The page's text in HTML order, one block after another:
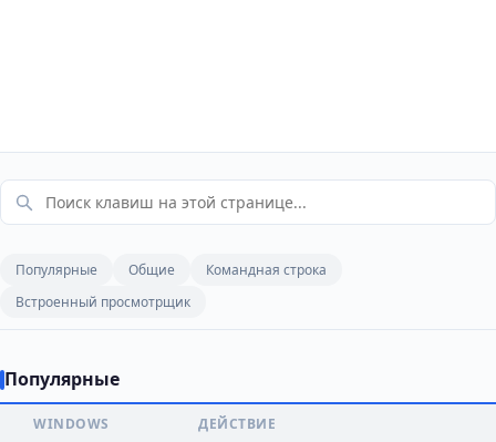
Популярные Общие
Командная строка
Встроенный просмотрщик
Популярные
WINDOWS ДЕЙСТВИЕ